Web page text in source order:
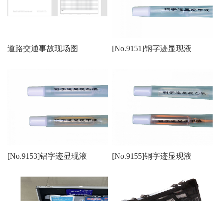
道路交通事故现场图 [No.9151]钢字迹显现液
[No.9153]铝字迹显现液 [No.9155]铜字迹显现液